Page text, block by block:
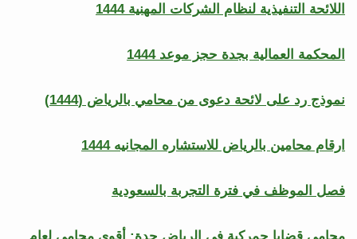
اللائحة التنفيذية لنظام الشركات المهنية 1444
المحكمة العمالية بجدة حجز موعد 1444
نموذج رد على لائحة دعوى من محامي بالرياض (1444)
ارقام محامين بالرياض للاستشاره المجانيه 1444
فصل الموظف في فترة التجربة بالسعودية
محامي قضايا جمركية في الرياض جدة: أقوى محامي لعام